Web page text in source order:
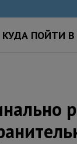
КУДА ПОЙТИ В